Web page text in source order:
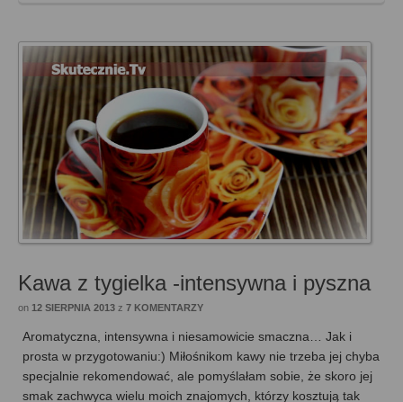
Kawa z tygielka -intensywna i pyszna
on 12 SIERPNIA 2013 z 7 KOMENTARZY
Aromatyczna, intensywna i niesamowicie smaczna… Jak i
prosta w przygotowaniu:) Miłośnikom kawy nie trzeba jej chyba
specjalnie rekomendować, ale pomyślałam sobie, że skoro jej
smak zachwyca wielu moich znajomych, którzy kosztują tak